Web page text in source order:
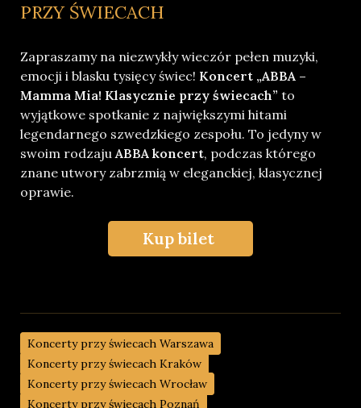
PRZY ŚWIECACH
Zapraszamy na niezwykły wieczór pełen muzyki,
emocji i blasku tysięcy świec! Koncert „ABBA –
Mamma Mia! Klasycznie przy świecach” to
wyjątkowe spotkanie z największymi hitami
legendarnego szwedzkiego zespołu. To jedyny w
swoim rodzajuABBA koncert, podczas którego
znane utwory zabrzmią w eleganckiej, klasycznej
oprawie.
Kup bilet
Koncerty przy świecach Warszawa
Koncerty przy świecach Kraków
Koncerty przy świecach Wrocław
Koncerty przy świecach Poznań